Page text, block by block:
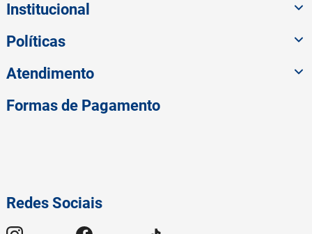
Institucional
Políticas
Atendimento
Redes Sociais
Formas de Pagamento